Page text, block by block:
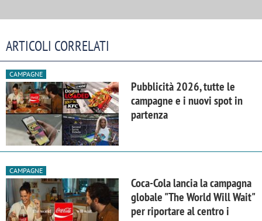
ARTICOLI CORRELATI
CAMPAGNE
Pubblicità 2026, tutte le
campagne e i nuovi spot in
partenza
CAMPAGNE
Coca-Cola lancia la campagna
globale "The World Will Wait"
per riportare al centro i